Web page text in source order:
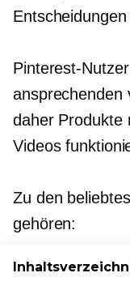
Pinterest-
ansprechenden
daher Produkte
Videos
Zu den
gehören: